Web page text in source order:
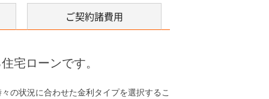
ご契約諸費用
宅ローンです。
の状況に合わせた金利タイプを選択するこ